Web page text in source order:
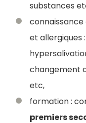
substances
connaissance
et allergiques
changement
etc,
formation :
premiers